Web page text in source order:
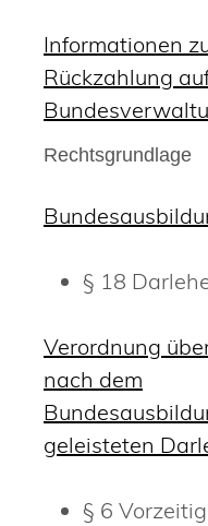
Informationen
Rückzahlung
Rechtsgrundlage
§ 18
Verordnung
nach dem
geleisteten
§ 6